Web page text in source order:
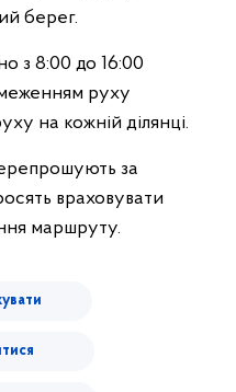
берег.
з 8:00 до 16:00
руху
на кожній ділянці.
за
враховувати
маршруту.